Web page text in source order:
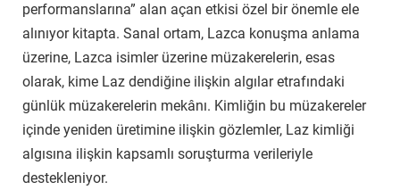
performanslarına” alan açan etkisi özel bir önemle ele
alınıyor kitapta. Sanal ortam, Lazca konuşma anlama
üzerine, Lazca isimler üzerine müzakerelerin, esas
olarak, kime Laz dendiğine ilişkin algılar etrafındaki
günlük müzakerelerin mekânı. Kimliğin bu müzakereler
içinde yeniden üretimine ilişkin gözlemler, Laz kimliği
algısına ilişkin kapsamlı soruşturma verileriyle
destekleniyor.